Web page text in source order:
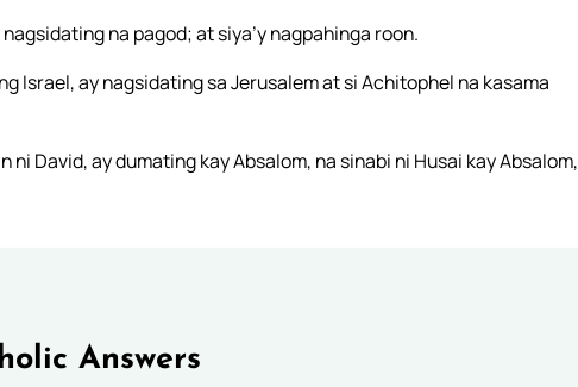
na pagod; at siya’y nagpahinga roon.
Israel, ay nagsidating sa Jerusalem at si Achitophel na kasama
David, ay dumating kay Absalom, na sinabi ni Husai kay Absalom,
Answers